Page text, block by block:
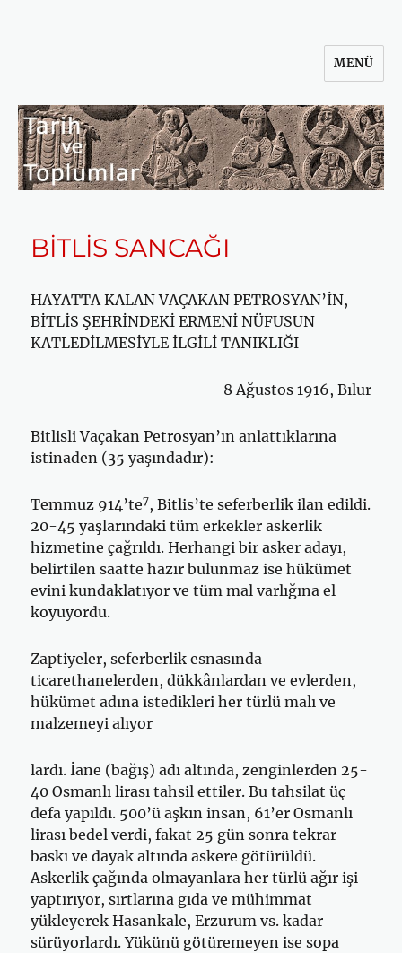
MENÜ
BİTLİS SANCAĞI
HAYATTA KALAN VAÇAKAN PETROSYAN’İN,
BİTLİS ŞEHRİNDEKİ ER­MENİ NÜFUSUN
KATLEDİLMESİYLE İLGİLİ TANIKLIĞI
8 Ağustos 1916, Bılur
Bitlisli Vaçakan Petrosyan’ın anlattıklarına
istinaden (35 yaşındadır):
Temmuz 914’te7, Bitlis’te seferberlik ilan edildi.
20-45 yaşlarındaki tüm erkekler askerlik
hizmetine çağrıldı. Herhangi bir asker adayı,
belir­tilen saatte hazır bulunmaz ise hükümet
evini kundaklatıyor ve tüm mal varlığına el
koyuyordu.
Zaptiyeler, seferberlik esnasında
ticarethanelerden, dükkânlardan ve evlerden,
hükümet adına istedikleri her türlü malı ve
malzemeyi alıyor­
lardı. İane (bağış) adı altında, zenginlerden 25-
40 Osmanlı lirası tahsil ettiler. Bu tahsilat üç
defa yapıldı. 500’ü aşkın insan, 61’er Osmanlı
lirası bedel verdi, fakat 25 gün sonra tekrar
baskı ve dayak altında askere götü­rüldü.
Askerlik çağında olmayanlara her türlü ağır işi
yaptırıyor, sırtlarına gıda ve mühimmat
yükleyerek Hasankale, Erzurum vs. kadar
sürüyorlar­dı. Yükünü götüremeyen ise sopa